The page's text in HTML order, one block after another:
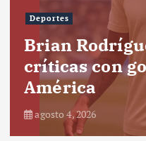
Deportes
Brian
críticas con
América
agosto 4, 2026